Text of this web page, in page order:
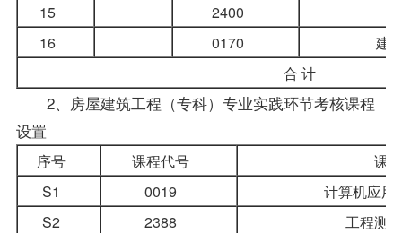
15
2400
16
0170
建
合 计
2、 房屋建筑工程（专科） 专业实践环节考核课程
设置
序号 课程代号
课
S1
0019
计算机应用
S2
2388
工程测